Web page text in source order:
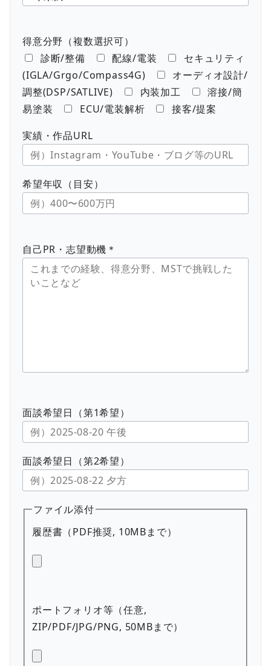
得意分野（複数選択可）
診断/整備
配線/電装
セキュリティ
(IGLA/Grgo/Compass4G)
オーディオ設計/
調整(DSP/SATLIVE)
内装加工
溶接/簡
易塗装
ECU/電装解析
接客/提案
実績・作品URL
希望年収（目安）
自己PR・志望動機＊
面談希望日（第1希望）
面談希望日（第2希望）
ファイル添付
履歴書（PDF推奨, 10MBまで）
ポートフォリオ等（任意,
ZIP/PDF/JPG/PNG, 50MBまで）